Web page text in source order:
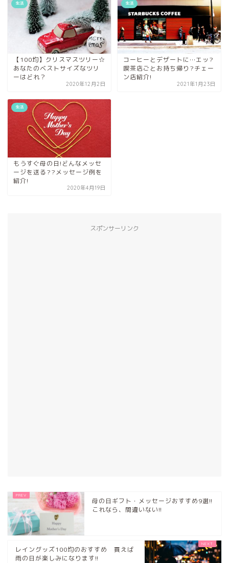
生活
【100均】クリスマスツリー☆
あなたのベストサイズなツリ
ーはどれ？
2020年12月2日
生活
コーヒーとデザートに…エッ?
喫茶店ごとお持ち帰り?チェー
ン店紹介!
2021年1月23日
生活
もうすぐ母の日!どんなメッセ
ージを送る??メッセージ例を
紹介!
2020年4月19日
スポンサーリンク
母の日ギフト・メッセージおすすめ9選!!
これなら、間違いない!!
レイングッズ100均のおすすめ 買えば
雨の日が楽しみになります!!